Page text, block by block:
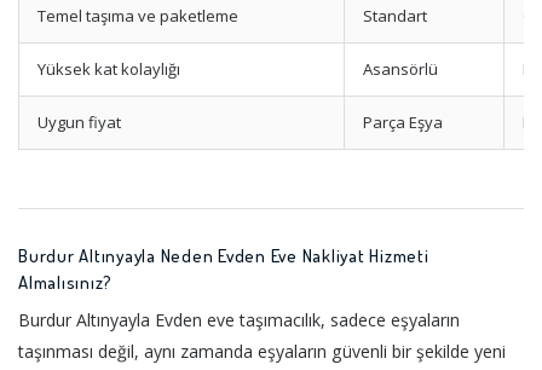
Temel taşıma ve paketleme Standart
Yüksek kat kolaylığı Asansörlü
Uygun fiyat Parça Eşya
Burdur Altınyayla Neden Evden Eve Nakliyat Hizmeti
Almalısınız?
Burdur Altınyayla Evden eve taşımacılık, sadece eşyaların
taşınması değil, aynı zamanda eşyaların güvenli bir şekilde yeni